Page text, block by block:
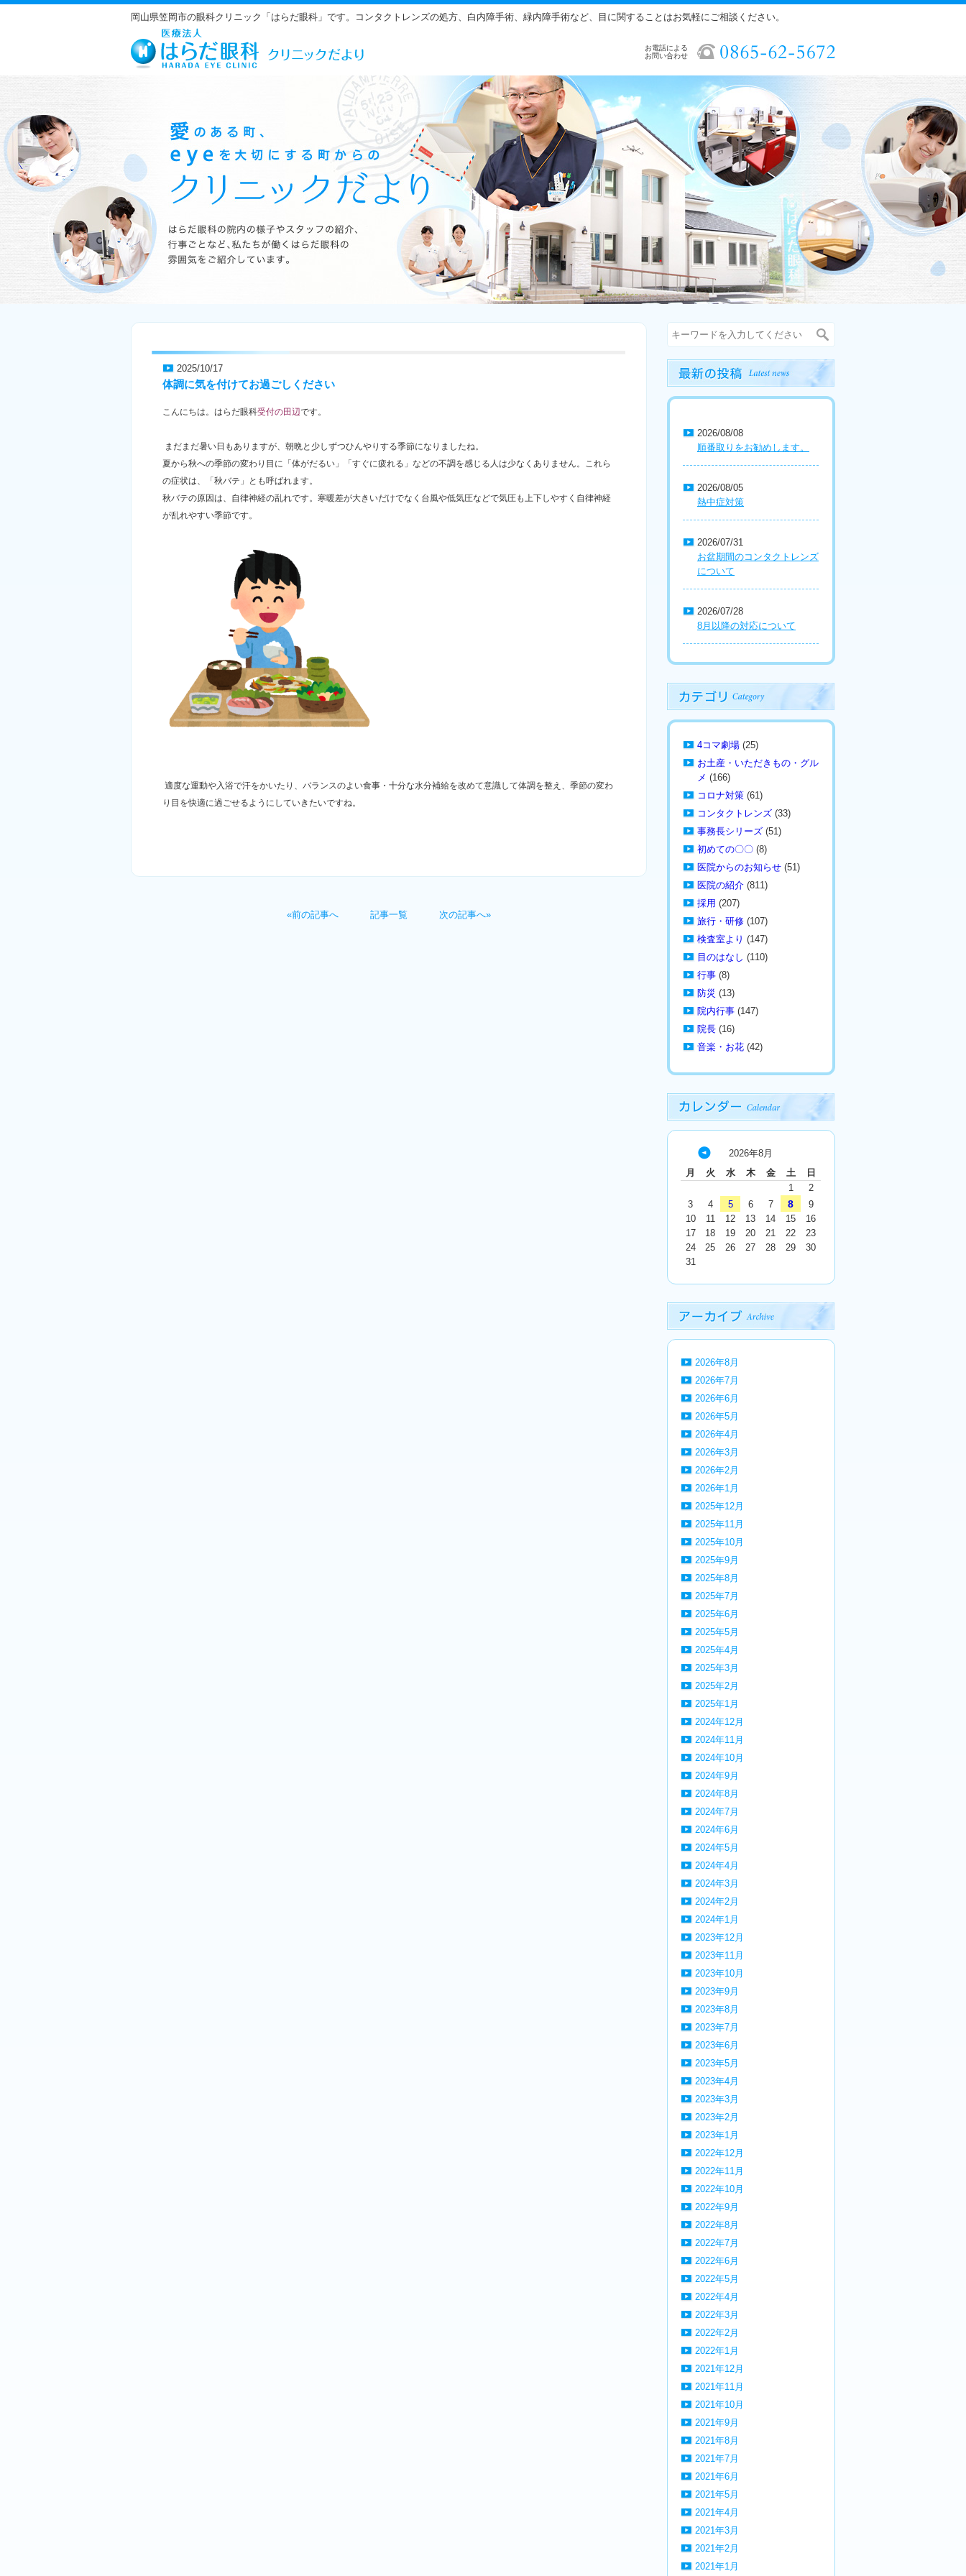
岡山県笠岡市の眼科クリニック「はらだ眼科」です。コンタクトレンズの処方、白内障手術、緑内障手術など、目に関することはお気軽にご相談ください。
お電話による
お問い合わせ
2025/10/17
体調に気を付けてお過ごしください
こんにちは。はらだ眼科受付の田辺です。
まだまだ暑い日もありますが、朝晩と少しずつひんやりする季節になりましたね。
夏から秋への季節の変わり目に「体がだるい」「すぐに疲れる」などの不調を感じる人は少なくありません。これら
の症状は、「秋バテ」とも呼ばれます。
秋バテの原因は、自律神経の乱れです。寒暖差が大きいだけでなく台風や低気圧などで気圧も上下しやすく自律神経
が乱れやすい季節です。
適度な運動や入浴で汗をかいたり、バランスのよい食事・十分な水分補給を改めて意識して体調を整え、季節の変わ
り目を快適に過ごせるようにしていきたいですね。
«前の記事へ 記事一覧 次の記事へ»
2026/08/08
順番取りをお勧めします。
2026/08/05
熱中症対策
2026/07/31
お盆期間のコンタクトレンズ
について
2026/07/28
8月以降の対応について
4コマ劇場 (25)
お土産・いただきもの・グル
メ (166)
コロナ対策 (61)
コンタクトレンズ (33)
事務長シリーズ (51)
初めての〇〇 (8)
医院からのお知らせ (51)
医院の紹介 (811)
採用 (207)
旅行・研修 (107)
検査室より (147)
目のはなし (110)
行事 (8)
防災 (13)
院内行事 (147)
院長 (16)
音楽・お花 (42)
2026年8月
月
火 水 木 金 土 日
« 7
月
1
2
3
4 5 6 7 8
9
10
11 12 13 14 15
16
17
18 19 20 21 22
23
24
25 26 27 28 29
30
31
2026年8月
2026年7月
2026年6月
2026年5月
2026年4月
2026年3月
2026年2月
2026年1月
2025年12月
2025年11月
2025年10月
2025年9月
2025年8月
2025年7月
2025年6月
2025年5月
2025年4月
2025年3月
2025年2月
2025年1月
2024年12月
2024年11月
2024年10月
2024年9月
2024年8月
2024年7月
2024年6月
2024年5月
2024年4月
2024年3月
2024年2月
2024年1月
2023年12月
2023年11月
2023年10月
2023年9月
2023年8月
2023年7月
2023年6月
2023年5月
2023年4月
2023年3月
2023年2月
2023年1月
2022年12月
2022年11月
2022年10月
2022年9月
2022年8月
2022年7月
2022年6月
2022年5月
2022年4月
2022年3月
2022年2月
2022年1月
2021年12月
2021年11月
2021年10月
2021年9月
2021年8月
2021年7月
2021年6月
2021年5月
2021年4月
2021年3月
2021年2月
2021年1月